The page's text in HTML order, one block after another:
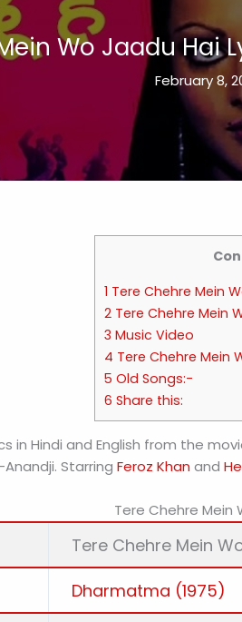
Wo Jaadu Hai
February 8,
1 Tere Chehre Mein
2 Tere Chehre Mein
3 Music Video
4 Tere Chehre Mein
5 Old Songs:-
6 Share this:
in Hindi and English from the
Starring Feroz Khan and
Tere Chehre Mein
Tere Chehre Mein
Dharmatma (1975)